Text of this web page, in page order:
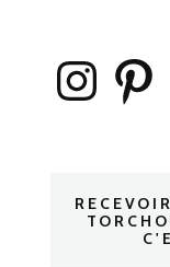
InstagramPinterest